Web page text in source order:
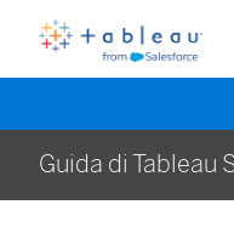
Guida di Tableau